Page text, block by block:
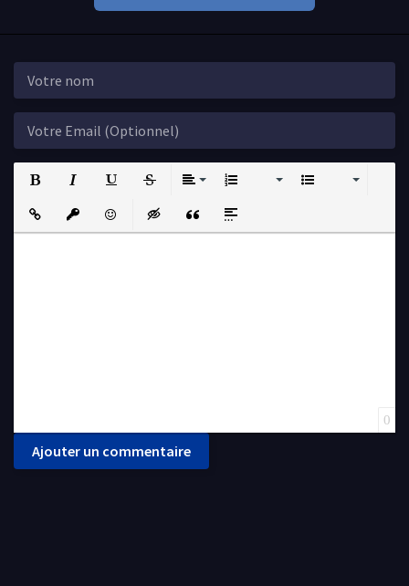
Strikethrough
Insert LinkInsert protected link
EmoticonsInsert hidden text
Insert QuoteInsert spoiler
0
Ajouter un commentaire